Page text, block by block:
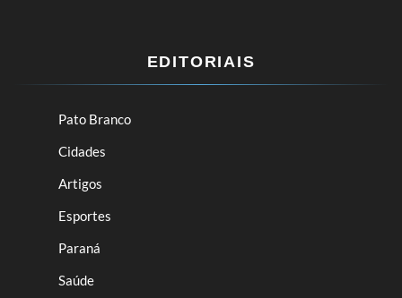
EDITORIAIS
Pato Branco
Cidades
Artigos
Esportes
Paraná
Saúde